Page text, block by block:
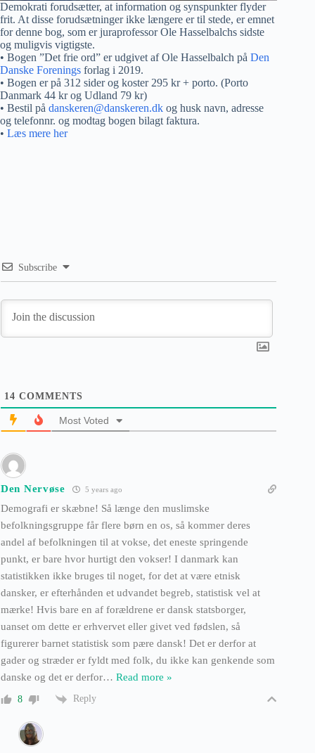
Demokrati forudsætter, at information og synspunkter flyder
frit. At disse forudsætninger ikke længere er til stede, er emnet
for denne bog, som er juraprofessor Ole Hasselbalchs sidste
og muligvis vigtigste.
• Bogen ”Det frie ord” er udgivet af Ole Hasselbalch på Den
Danske Forenings forlag i 2019.
• Bogen er på 312 sider og koster 295 kr + porto. (Porto
Danmark 44 kr og Udland 79 kr)
• Bestil på danskeren@danskeren.dk og husk navn, adresse
og telefonnr. og modtag bogen bilagt faktura.
• Læs mere her
Subscribe
14 COMMENTS
Most Voted
Den Nervøse 5 years ago
Demografi er skæbne! Så længe den muslimske
befolkningsgruppe får flere børn en os, så kommer deres
andel af befolkningen til at vokse, det eneste springende
punkt, er bare hvor hurtigt den vokser! I danmark kan
statistikken ikke bruges til noget, for det at være etnisk
dansker, er efterhånden et udvandet begreb, statistisk vel at
mærke! Hvis bare en af forældrene er dansk statsborger,
uanset om dette er erhvervet eller givet ved fødslen, så
figurerer barnet statistisk som pære dansk! Det er derfor at
gader og stræder er fyldt med folk, du ikke kan genkende som
danske og det er derfor… Read more »
8 Reply